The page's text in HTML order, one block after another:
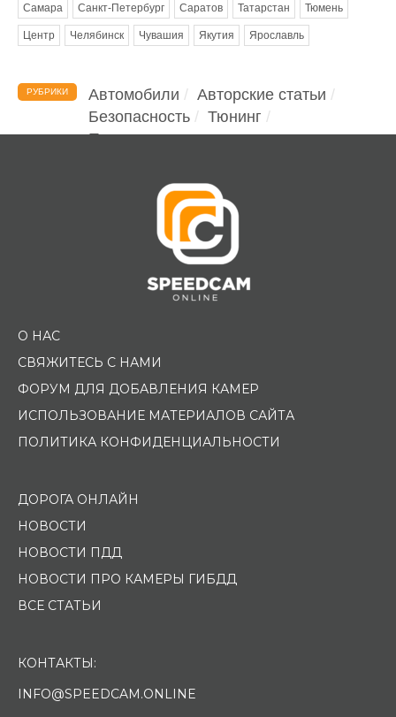
Самара Санкт-Петербург Саратов Татарстан Тюмень
Центр Челябинск Чувашия Якутия Ярославль
РУБРИКИ Автомобили
Авторские статьи
Безопасность
Тюнинг
Помощь водителю
О НАС
СВЯЖИТЕСЬ С НАМИ
ФОРУМ ДЛЯ ДОБАВЛЕНИЯ КАМЕР
ИСПОЛЬЗОВАНИЕ МАТЕРИАЛОВ САЙТА
ПОЛИТИКА КОНФИДЕНЦИАЛЬНОСТИ
ДОРОГА ОНЛАЙН
НОВОСТИ
НОВОСТИ ПДД
НОВОСТИ ПРО КАМЕРЫ ГИБДД
ВСЕ СТАТЬИ
КОНТАКТЫ:
INFO@SPEEDCAM.ONLINE